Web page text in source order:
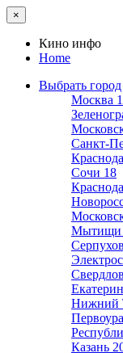
×
Кино инфо
Home
Выбрать город
Москва
Санкт-
Сочи 18
Мытищи
Серпухов
Нижний
Казань